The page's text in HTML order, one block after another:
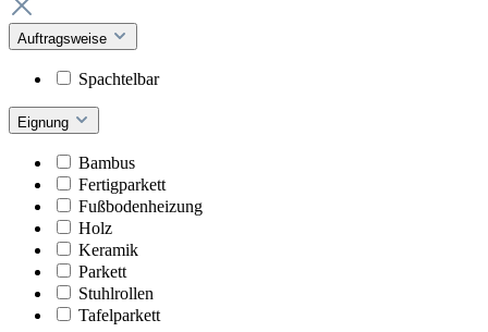
Auftragsweise
Spachtelbar
Eignung
Bambus
Fertigparkett
Fußbodenheizung
Holz
Keramik
Parkett
Stuhlrollen
Tafelparkett